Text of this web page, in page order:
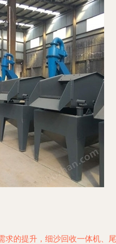
求的提升，细沙回收一体机、尾